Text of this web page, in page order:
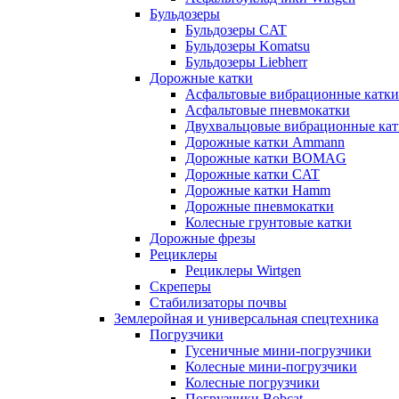
Бульдозеры
Бульдозеры CAT
Бульдозеры Komatsu
Бульдозеры Liebherr
Дорожные катки
Асфальтовые вибрационные катки
Асфальтовые пневмокатки
Двухвальцовые вибрационные
Дорожные катки Ammann
Дорожные катки BOMAG
Дорожные катки CAT
Дорожные катки Hamm
Дорожные пневмокатки
Колесные грунтовые катки
Дорожные фрезы
Рециклеры
Рециклеры Wirtgen
Скреперы
Стабилизаторы почвы
Землеройная и универсальная спецтехника
Погрузчики
Гусеничные мини-погрузчики
Колесные мини-погрузчики
Колесные погрузчики